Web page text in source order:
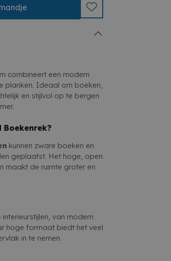
studeerkamer
meubelstuk
Frame Melamine
praktische en veelzijdige
combineert een modern
planken. Ideaal om boeken,
en stijlvol op te bergen
kunnen zware boeken en
geplaatst. Het hoge, open
maakt de ruimte groter en
van modern
hoge formaat biedt het veel
in te nemen.